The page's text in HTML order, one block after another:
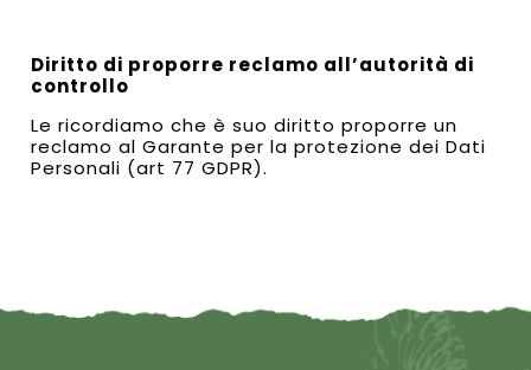
Diritto di proporre reclamo all’autorità di
controllo
Le ricordiamo che è suo diritto proporre un
reclamo al Garante per la protezione dei Dati
Personali (art 77 GDPR).